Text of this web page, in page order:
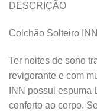
DESCRIÇÃO
Colchão Solteiro
Ter noites de sono
revigorante e com
INN possui espuma
conforto ao corpo.